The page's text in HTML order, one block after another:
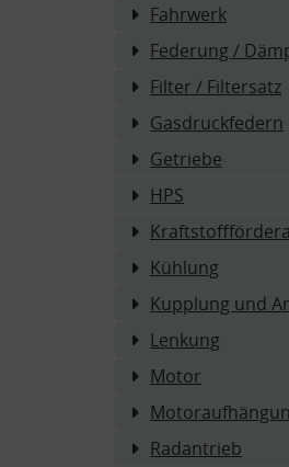
Fahrwerk
Federung /
Filter / Filtersatz
Gasdruckfedern
Getriebe
HPS
Kühlung
Kupplung und
Lenkung
Motor
Radantrieb